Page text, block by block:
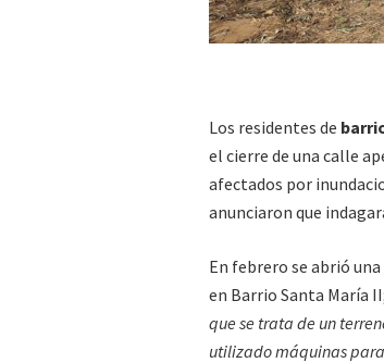
Los residentes de
el cierre de una calle
afectados por
anunciaron que
En febrero se abrió una
en Barrio Santa María
que se trata de un
utilizado máquinas